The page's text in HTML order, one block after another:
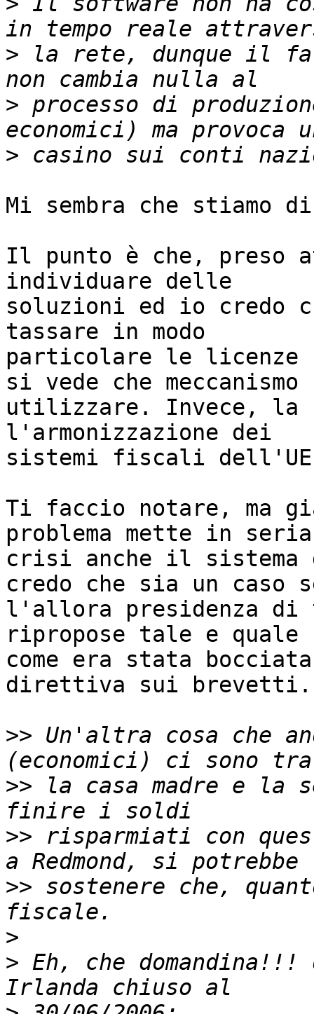
> la rete, dunque il
> processo di
>
Mi sembra che stiamo
Il punto è che, preso
individuare delle
soluzioni ed io credo
tassare in modo
particolare le licenze
si vede che meccanismo
utilizzare. Invece, la
l'armonizzazione dei
sistemi fiscali
Ti faccio notare, ma
problema mette in seria
crisi anche il sistema
credo che sia un caso
l'allora presidenza di
ripropose tale e quale
come era stata
direttiva sui brevetti.
>> Un'altra cosa che
>> la casa madre e la
>> risparmiati con
>> sostenere che,
>
> Eh, che